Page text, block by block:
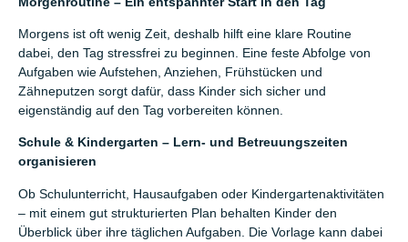
Morgens ist oft wenig Zeit, deshalb hilft eine klare Routine
dabei, den Tag stressfrei zu beginnen. Eine feste Abfolge von
Aufgaben wie Aufstehen, Anziehen, Frühstücken und
Zähneputzen sorgt dafür, dass Kinder sich sicher und
eigenständig auf den Tag vorbereiten können.
Schule & Kindergarten – Lern- und Betreuungszeiten
organisieren
Ob Schulunterricht, Hausaufgaben oder Kindergartenaktivitäten
– mit einem gut strukturierten Plan behalten Kinder den
Überblick über ihre täglichen Aufgaben. Die Vorlage kann dabei